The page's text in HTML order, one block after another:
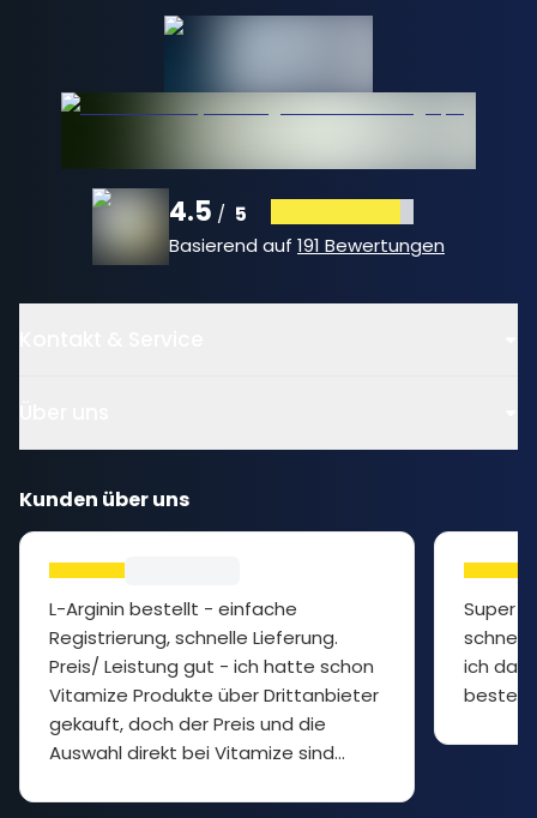
4.5 / 5
Basierend auf 191 Bewertungen
Kunden über uns
L-Arginin bestellt - einfache
Registrierung, schnelle Lieferung.
Preis/ Leistung gut - ich hatte schon
Vitamize Produkte über Drittanbieter
gekauft, doch der Preis und die
Auswahl direkt bei Vitamize sind
Super
ich das